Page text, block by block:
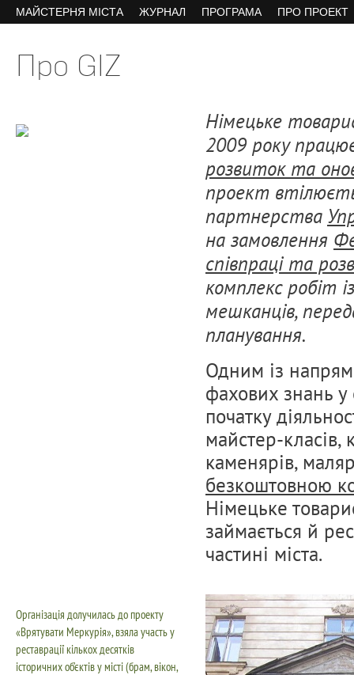
МАЙСТЕРНЯ МІСТА ЖУРНАЛ ПРОГРАМА ПРО ПРОЕКТ
Про GIZ
Німецьке
2009 року
розвиток та
проект
партнерства
на замовлення
співпраці та
комплекс робіт
мешканців,
планування.
Одним із
фахових знань у
початку
майстер-класів,
каменярів,
безкоштовною
Німецьке
займається й
частині міста.
Організація долучилась до проекту
«Врятувати Меркурія», взяла участь у
реставрації кількох десятків
історичних об’єктів у місті (брам, вікон,